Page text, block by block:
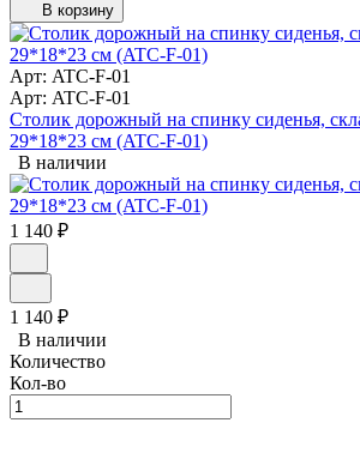
В корзину
Арт: ATC-F-01
Арт: ATC-F-01
Столик дорожный на спинку сиденья,
29*18*23 см (ATC-F-01)
В наличии
1 140 ₽
1 140 ₽
В наличии
Количество
Кол-во